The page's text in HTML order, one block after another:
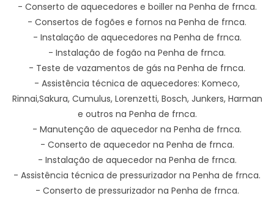
- Conserto de aquecedores e boiller na Penha de frnca.
- Consertos de fogões e fornos na Penha de frnca.
- Instalação de aquecedores na Penha de frnca.
- Instalação de fogão na Penha de frnca.
- Teste de vazamentos de gás na Penha de frnca.
- Assistência técnica de aquecedores: Komeco,
Rinnai,Sakura, Cumulus, Lorenzetti, Bosch, Junkers, Harman
e outros na Penha de frnca.
- Manutenção de aquecedor na Penha de frnca.
- Conserto de aquecedor na Penha de frnca.
- Instalação de aquecedor na Penha de frnca.
- Assistência técnica de pressurizador na Penha de frnca.
- Conserto de pressurizador na Penha de frnca.